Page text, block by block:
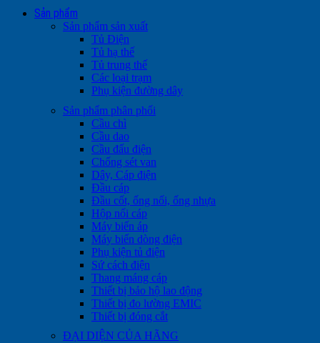
Sản phẩm
Sản phẩm sản xuất
Tủ Điện
Tủ hạ thế
Tủ trung thế
Các loại trạm
Phụ kiện đường dây
Sản phẩm phân phối
Cầu chì
Cầu dao
Cầu đấu điện
Chống sét van
Dây, Cáp điện
Đầu cáp
Đầu cốt, ống nối, ống nhựa
Hộp nối cáp
Máy biến áp
Máy biến dòng điện
Phụ kiện tủ điện
Sứ cách điện
Thang máng cáp
Thiết bị bảo hộ lao động
Thiết bị đo lường EMIC
Thiết bị đóng cắt
ĐẠI DIỆN CỦA HÃNG